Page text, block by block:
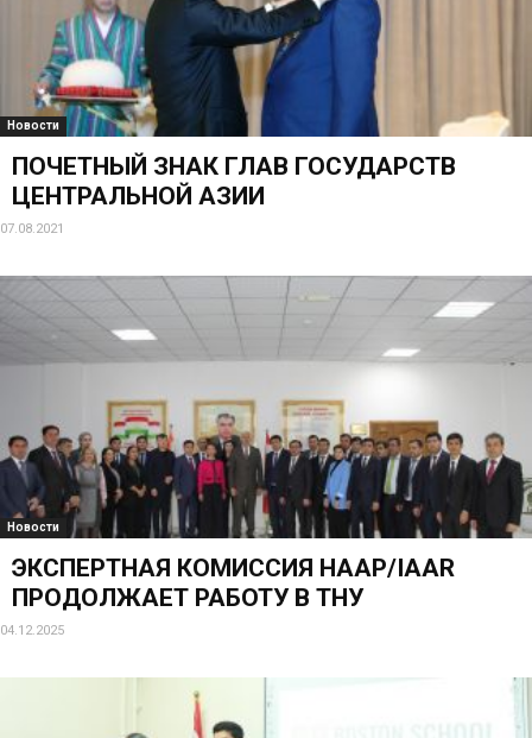
Новости
ПОЧЕТНЫЙ ЗНАК ГЛАВ ГОСУДАРСТВ
ЦЕНТРАЛЬНОЙ АЗИИ
07.08.2021
Новости
ЭКСПЕРТНАЯ КОМИССИЯ НААР/IAAR
ПРОДОЛЖАЕТ РАБОТУ В ТНУ
04.12.2025